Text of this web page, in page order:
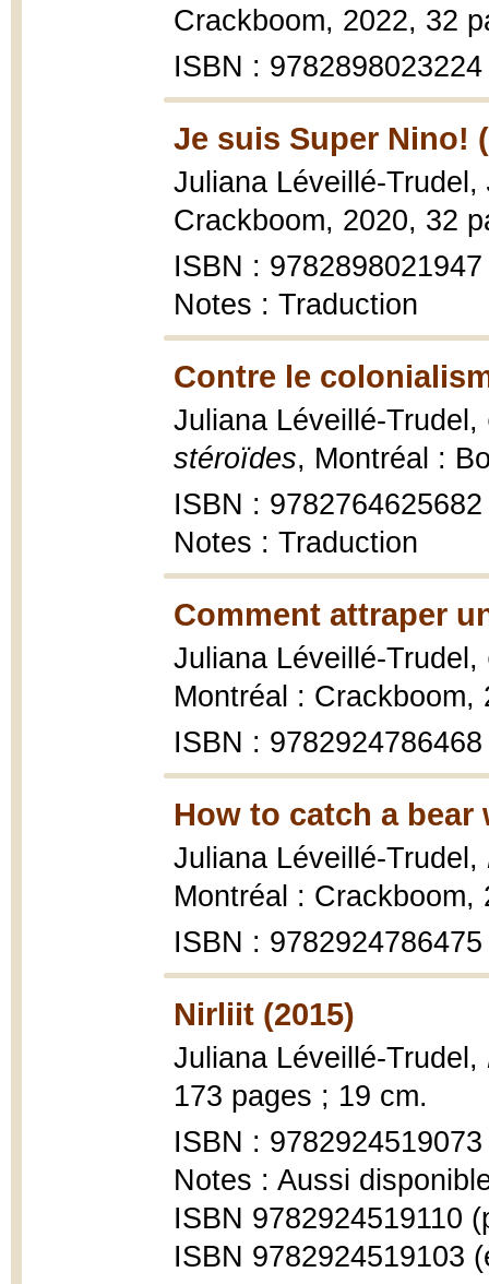
Crackboom, 2022, 32
ISBN : 9782898023224
Je suis Super Nino!
Juliana Léveillé-Trudel,
Crackboom, 2020, 32
ISBN : 9782898021947
Notes : Traduction
Contre le
Juliana Léveillé-Trudel,
stéroïdes, Montréal :
ISBN : 9782764625682
Notes : Traduction
Comment attraper
Juliana Léveillé-Trudel,
Montréal : Crackboom,
ISBN : 9782924786468
How to catch a bear
Juliana Léveillé-Trudel,
Montréal : Crackboom,
ISBN : 9782924786475
Nirliit (2015)
Juliana Léveillé-Trudel,
173 pages ; 19 cm.
ISBN : 9782924519073
Notes : Aussi
ISBN 9782924519110
ISBN 9782924519103